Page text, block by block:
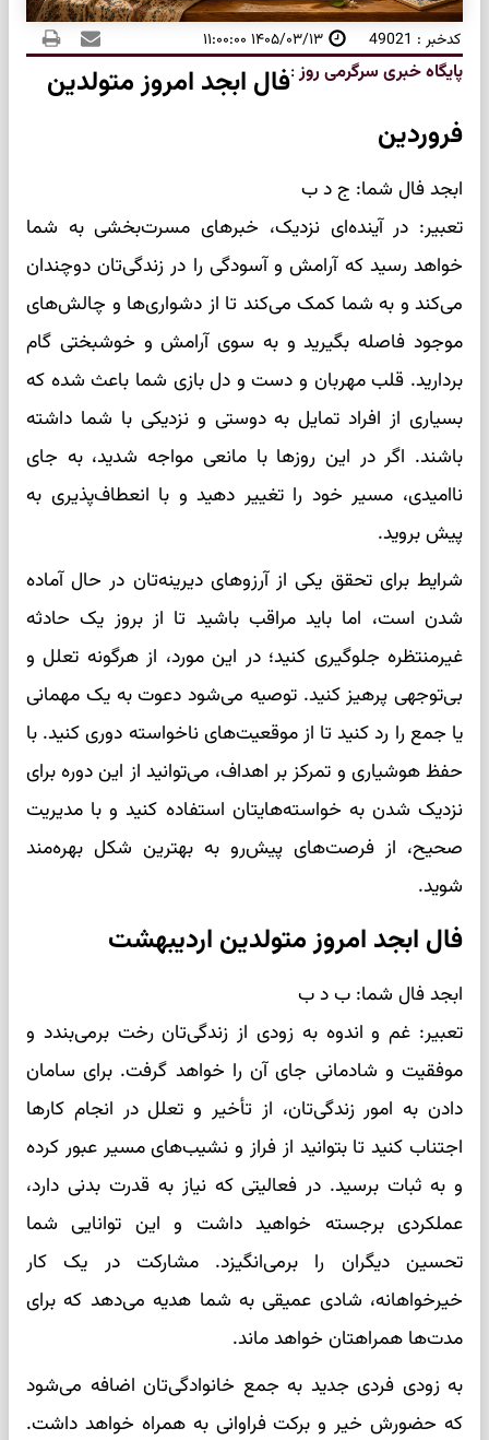
کدخبر : 49021 ۱۴۰۵/۰۳/۱۳ ۱۱:۰۰:۰۰
پایگاه خبری سرگرمی روز:فال ابجد امروز متولدین
فروردین
ابجد فال شما: ج د ب
تعبیر: در آینده‌ای نزدیک، خبرهای مسرت‌بخشی به شما
خواهد رسید که آرامش و آسودگی را در زندگی‌تان دوچندان
می‌کند و به شما کمک می‌کند تا از دشواری‌ها و چالش‌های
موجود فاصله بگیرید و به سوی آرامش و خوشبختی گام
بردارید. قلب مهربان و دست و دل بازی شما باعث شده که
بسیاری از افراد تمایل به دوستی و نزدیکی با شما داشته
باشند. اگر در این روزها با مانعی مواجه شدید، به جای
ناامیدی، مسیر خود را تغییر دهید و با انعطاف‌پذیری به
پیش بروید.
شرایط برای تحقق یکی از آرزوهای دیرینه‌تان در حال آماده
شدن است، اما باید مراقب باشید تا از بروز یک حادثه
غیرمنتظره جلوگیری کنید؛ در این مورد، از هرگونه تعلل و
بی‌توجهی پرهیز کنید. توصیه می‌شود دعوت به یک مهمانی
یا جمع را رد کنید تا از موقعیت‌های ناخواسته دوری کنید. با
حفظ هوشیاری و تمرکز بر اهداف، می‌توانید از این دوره برای
نزدیک شدن به خواسته‌هایتان استفاده کنید و با مدیریت
صحیح، از فرصت‌های پیش‌رو به بهترین شکل بهره‌مند
شوید.
فال ابجد امروز متولدین اردیبهشت
ابجد فال شما: ب د ب
تعبیر: غم و اندوه به زودی از زندگی‌تان رخت برمی‌بندد و
موفقیت و شادمانی جای آن را خواهد گرفت. برای سامان
دادن به امور زندگی‌تان، از تأخیر و تعلل در انجام کارها
اجتناب کنید تا بتوانید از فراز و نشیب‌های مسیر عبور کرده
و به ثبات برسید. در فعالیتی که نیاز به قدرت بدنی دارد،
عملکردی برجسته خواهید داشت و این توانایی شما
تحسین دیگران را برمی‌انگیزد. مشارکت در یک کار
خیرخواهانه، شادی عمیقی به شما هدیه می‌دهد که برای
مدت‌ها همراهتان خواهد ماند.
به زودی فردی جدید به جمع خانوادگی‌تان اضافه می‌شود
که حضورش خیر و برکت فراوانی به همراه خواهد داشت.